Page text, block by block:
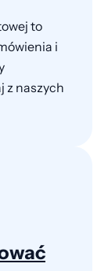
to
i
z naszych